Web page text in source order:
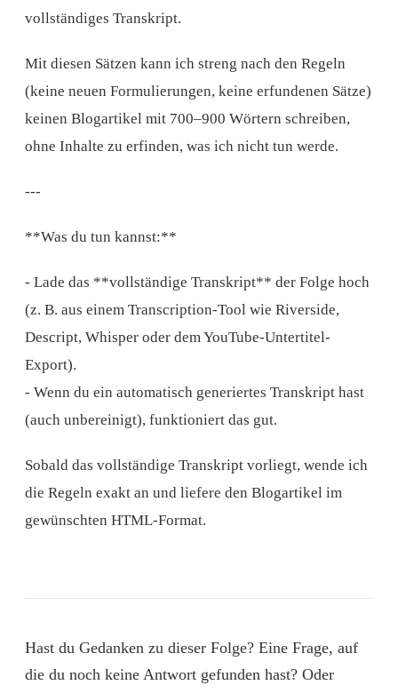
vollständiges Transkript.
Mit diesen Sätzen kann ich streng nach den Regeln
(keine neuen Formulierungen, keine erfundenen Sätze)
keinen Blogartikel mit 700–900 Wörtern schreiben,
ohne Inhalte zu erfinden, was ich nicht tun werde.
---
**Was du tun kannst:**
- Lade das **vollständige Transkript** der Folge hoch
(z. B. aus einem Transcription-Tool wie Riverside,
Descript, Whisper oder dem YouTube-Untertitel-
Export).
- Wenn du ein automatisch generiertes Transkript hast
(auch unbereinigt), funktioniert das gut.
Sobald das vollständige Transkript vorliegt, wende ich
die Regeln exakt an und liefere den Blogartikel im
gewünschten HTML-Format.
Hast du Gedanken zu dieser Folge? Eine Frage, auf
die du noch keine Antwort gefunden hast? Oder